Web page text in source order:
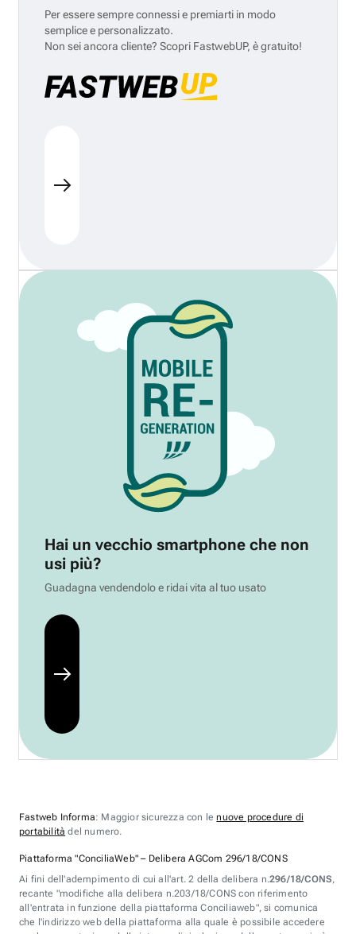
Per essere sempre connessi e premiarti in modo
semplice e personalizzato.
Non sei ancora cliente? Scopri FastwebUP, è gratuito!
Hai un vecchio smartphone che non
usi più?
Guadagna vendendolo e ridai vita al tuo usato
Fastweb Informa: Maggior sicurezza con lenuove procedure di
portabilità del numero.
Piattaforma "ConciliaWeb" – Delibera AGCom 296/18/CONS
Ai fini dell'adempimento di cui all'art. 2 della delibera n.296/18/CONS,
recante "modifiche alla delibera n.203/18/CONS con riferimento
all'entrata in funzione della piattaforma Conciliaweb", si comunica
che l'indirizzo web della piattaforma alla quale è possibile accedere